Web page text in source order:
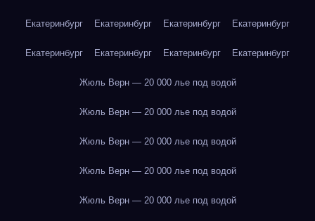
Екатеринбург Екатеринбург Екатеринбург Екатеринбург
Екатеринбург Екатеринбург Екатеринбург Екатеринбург
Жюль Верн — 20 000 лье под водой
Жюль Верн — 20 000 лье под водой
Жюль Верн — 20 000 лье под водой
Жюль Верн — 20 000 лье под водой
Жюль Верн — 20 000 лье под водой